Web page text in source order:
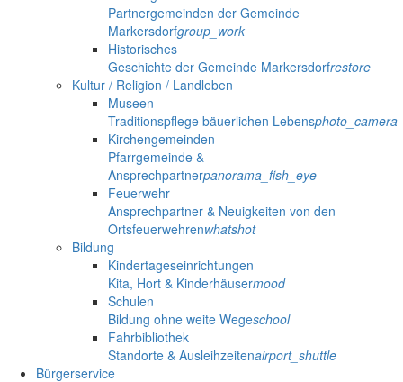
Partnergemeinden der Gemeinde
Markersdorfgroup_work
Historisches
Geschichte der Gemeinde Markersdorfrestore
Kultur / Religion / Landleben
Museen
Traditionspflege bäuerlichen Lebensphoto_camera
Kirchengemeinden
Pfarrgemeinde &
Ansprechpartnerpanorama_fish_eye
Feuerwehr
Ansprechpartner & Neuigkeiten von den
Ortsfeuerwehrenwhatshot
Bildung
Kindertageseinrichtungen
Kita, Hort & Kinderhäusermood
Schulen
Bildung ohne weite Wegeschool
Fahrbibliothek
Standorte & Ausleihzeitenairport_shuttle
Bürgerservice